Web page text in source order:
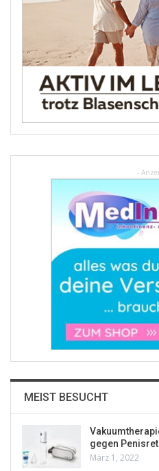
-
MEIST BESUCHT
gegen
März 1, 2022